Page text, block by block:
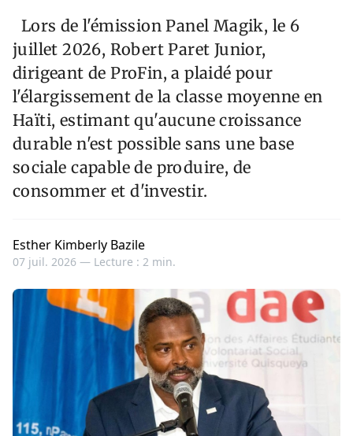
Lors de l'émission Panel Magik, le 6
juillet 2026, Robert Paret Junior,
dirigeant de ProFin, a plaidé pour
l'élargissement de la classe moyenne en
Haïti, estimant qu'aucune croissance
durable n'est possible sans une base
sociale capable de produire, de
consommer et d'investir.
Esther Kimberly Bazile
07 juil. 2026 — Lecture : 2 min.